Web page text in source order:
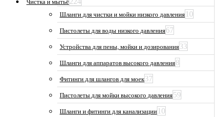
Чистка и мытьё
Шланги для чистки и мойки низкого давления 10
Пистолеты для воды низкого давления67
Устройства для пены, мойки и дозирования33
Шланги для аппаратов высокого давления8
Фитинги для шлангов для моек37
Пистолеты для мойки высокого давления59
Шланги и фитинги для канализации 10